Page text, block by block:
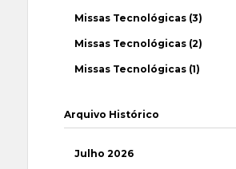
Missas Tecnológicas (3)
Missas Tecnológicas (2)
Missas Tecnológicas (1)
Arquivo Histórico
Julho 2026